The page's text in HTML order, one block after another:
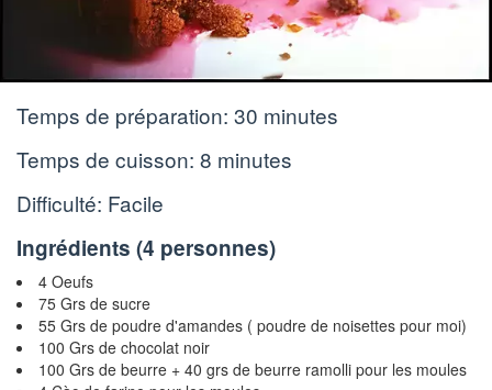
Temps de préparation: 30 minutes
Temps de cuisson: 8 minutes
Difficulté: Facile
Ingrédients (4 personnes)
4 Oeufs
75 Grs de sucre
55 Grs de poudre d'amandes ( poudre de noisettes pour moi)
100 Grs de chocolat noir
100 Grs de beurre + 40 grs de beurre ramolli pour les moules